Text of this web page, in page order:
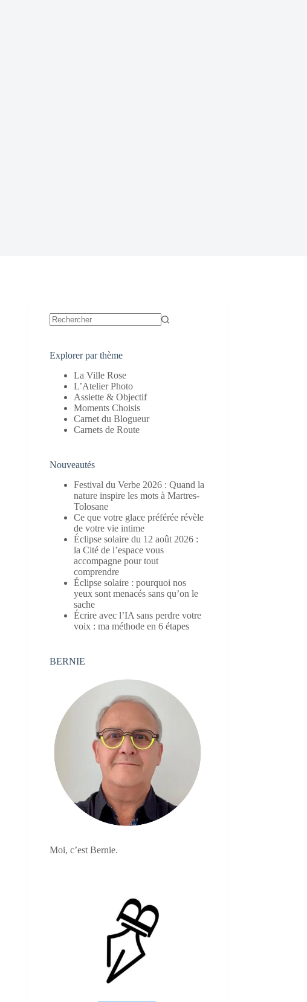
Explorer par thème
La Ville Rose
L’Atelier Photo
Assiette & Objectif
Moments Choisis
Carnet du Blogueur
Carnets de Route
Nouveautés
Festival du Verbe 2026 : Quand la
nature inspire les mots à Martres-
Tolosane
Ce que votre glace préférée révèle
de votre vie intime
Éclipse solaire du 12 août 2026 :
la Cité de l’espace vous
accompagne pour tout
comprendre
Éclipse solaire : pourquoi nos
yeux sont menacés sans qu’on le
sache
Écrire avec l’IA sans perdre votre
voix : ma méthode en 6 étapes
BERNIE
Moi, c’est Bernie.